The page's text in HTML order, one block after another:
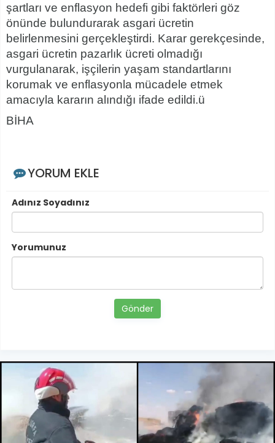
şartları ve enflasyon hedefi gibi faktörleri göz
önünde bulundurarak asgari ücretin
belirlenmesini gerçekleştirdi. Karar gerekçesinde,
asgari ücretin pazarlık ücreti olmadığı
vurgulanarak, işçilerin yaşam standartlarını
korumak ve enflasyonla mücadele etmek
amacıyla kararın alındığı ifade edildi.ü
BİHA
YORUM EKLE
Adınız Soyadınız
Yorumunuz
Gönder